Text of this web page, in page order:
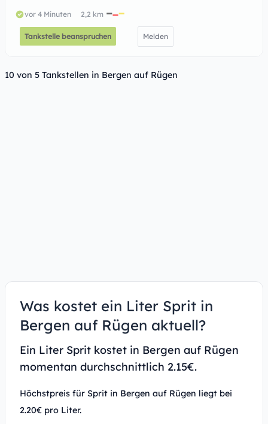
vor 4 Minuten 2,2 km
Tankstelle beanspruchen Melden
10 von 5 Tankstellen in Bergen auf Rügen
Was kostet ein Liter Sprit in
Bergen auf Rügen aktuell?
Ein Liter Sprit kostet in Bergen auf Rügen
momentan durchschnittlich 2.15€.
Höchstpreis für Sprit in Bergen auf Rügen liegt bei
2.20€ pro Liter.